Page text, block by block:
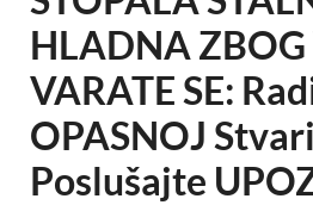
HLADNA
VARATE SE:
OPASNOJ
Poslušajte